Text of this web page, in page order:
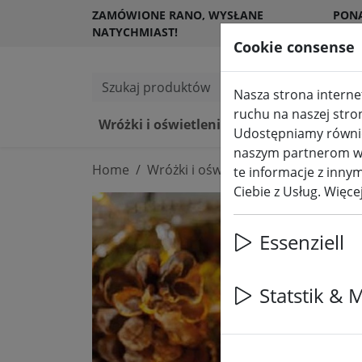
ZAMÓWIONE RANO, WYSŁANE
NATYCHMIAST!
Szukaj produktów
Wróżki i oświetlenie Świece
Home Wróżki i oświetlenie Wróżki
Cookie consense
Nasza strona
ruchu na naszej
Udostępniamy
naszym partnerom
te informacje z
Ciebie z Usług.
Essenziell
Statstik &